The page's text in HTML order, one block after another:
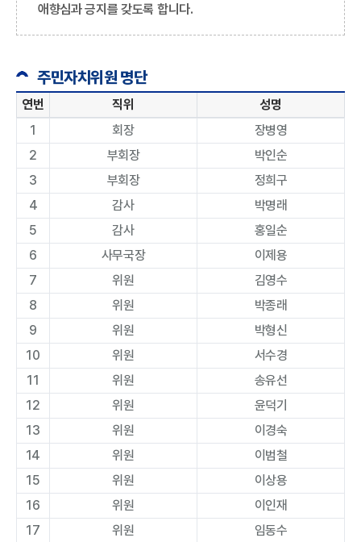
애향심과 긍지를 갖도록 합니다.
주민자치위원 명단
연번 직위
성명
1
회장
장병영
2
부회장
박인순
3
부회장
정희구
4
감사
박명래
5
감사
홍일순
6
사무국장
이제용
7
위원
김영수
8
위원
박종래
9
위원
박형신
10
위원
서수경
11
위원
송유선
12
위원
윤덕기
13
위원
이경숙
14
위원
이범철
15
위원
이상용
16
위원
이인재
17
위원
임동수